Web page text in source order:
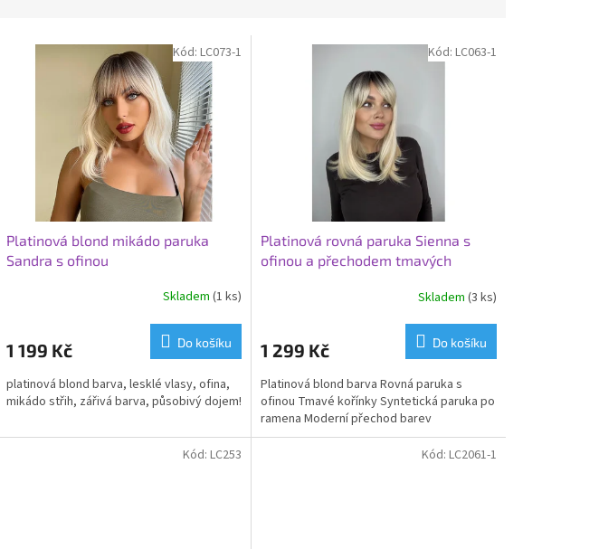
Platinová blond mikádo paruka
Sandra s ofinou
Skladem (1 ks)
1 199 Kč Do košíku
platinová blond barva, lesklé vlasy, ofina,
mikádo střih, zářivá barva, působivý dojem!
Kód: LC073-1
Platinová rovná paruka Sienna s
ofinou a přechodem tmavých
Skladem (3 ks)
1 299 Kč Do košíku
Platinová blond barva Rovná paruka s
ofinou Tmavé kořínky Syntetická paruka po
ramena Moderní přechod barev
Kód: LC063-1
Kód: LC253 Kód: LC2061-1